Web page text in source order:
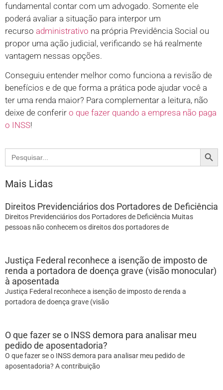
fundamental contar com um advogado. Somente ele
poderá avaliar a situação para interpor um
recurso administrativo na própria Previdência Social ou
propor uma ação judicial, verificando se há realmente
vantagem nessas opções.
Conseguiu entender melhor como funciona a revisão de
benefícios e de que forma a prática pode ajudar você a
ter uma renda maior? Para complementar a leitura, não
deixe de conferir o que fazer quando a empresa não paga
o INSS!
Search
for:
Mais Lidas
Direitos Previdenciários dos Portadores de Deficiência
Direitos Previdenciários dos Portadores de Deficiência Muitas
pessoas não conhecem os direitos dos portadores de
Justiça Federal reconhece a isenção de imposto de
renda a portadora de doença grave (visão monocular)
à aposentada
Justiça Federal reconhece a isenção de imposto de renda a
portadora de doença grave (visão
O que fazer se o INSS demora para analisar meu
pedido de aposentadoria?
O que fazer se o INSS demora para analisar meu pedido de
aposentadoria? A contribuição